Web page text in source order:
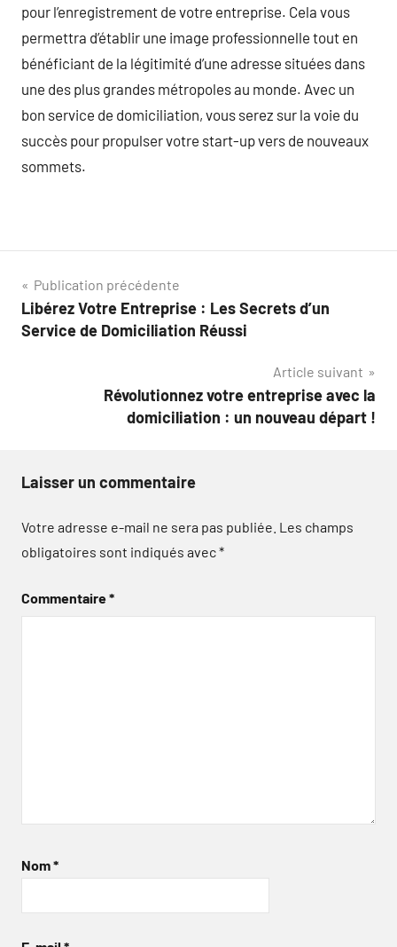
pour l’enregistrement de votre entreprise. Cela vous
permettra d’établir une image professionnelle tout en
bénéficiant de la légitimité d’une adresse situées dans
une des plus grandes métropoles au monde. Avec un
bon service de domiciliation, vous serez sur la voie du
succès pour propulser votre start-up vers de nouveaux
sommets.
Navigation
de
Publication précédente
Libérez Votre Entreprise : Les Secrets d’un
Service de Domiciliation Réussi
Article suivant
Révolutionnez votre entreprise avec la
domiciliation : un nouveau départ !
Laisser un commentaire
Votre adresse e-mail ne sera pas publiée. Les champs
obligatoires sont indiqués avec*
Commentaire*
Nom*